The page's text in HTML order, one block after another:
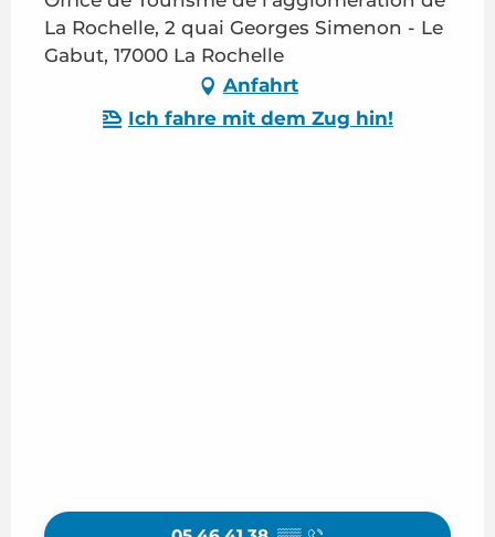
La Rochelle, 2 quai Georges Simenon - Le
Gabut, 17000 La Rochelle
Anfahrt
Ich fahre mit dem Zug hin!